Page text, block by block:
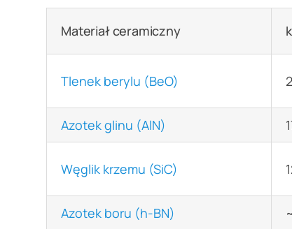
Materiał ceramiczny
Tlenek berylu (BeO)
Azotek glinu (AlN)
Węglik krzemu (SiC)
Azotek boru (h-BN)